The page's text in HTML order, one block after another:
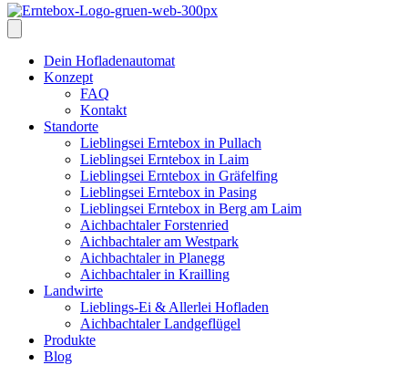
Dein Hofladenautomat
Konzept
FAQ
Kontakt
Standorte
Lieblingsei Erntebox in Pullach
Lieblingsei Erntebox in Laim
Lieblingsei Erntebox in Gräfelfing
Lieblingsei Erntebox in Pasing
Lieblingsei Erntebox in Berg am Laim
Aichbachtaler Forstenried
Aichbachtaler am Westpark
Aichbachtaler in Planegg
Aichbachtaler in Krailling
Landwirte
Lieblings-Ei & Allerlei Hofladen
Aichbachtaler Landgeflügel
Produkte
Blog